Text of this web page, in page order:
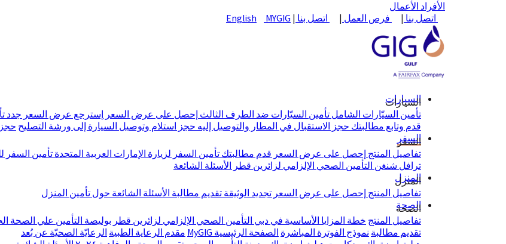
الأفراد الأعمال
اتصل بنا | فرص العمل | اتصل بنا |
English MYGIG
السيارات
السيارات
تأمين السيّارات الشامل تأمين السيّارات ضد الطرف الثالث إحصل على عرض السعر إسترجع عرض السعر جدد
قدم وتابع مطالبتك حجز الاستقبال في المطار والتوصيل إليه حجز استلام وتوصيل السيارة إلى ورشة التصليح
السفر
السفر
تفاصيل المنتج إحصل على عرض السعر قدم مطالبتك تأمين السفر لزيارة الإمارات العربية المتحدة تأمين السفر
ترافل شنغن التأمين الصحي الإلزامي لزائرين قطر الأسئلة الشائعة
المنزل
المنزل
تفاصيل المنتج إحصل على عرض السعر تجديد الوثيقة تقديم مطالبة الأسئلة الشائعة حول تأمين المنزل
الصحة
الصحة
تفاصيل المنتج خطة المزايا الأساسية في دبي التأمين الصحي الإلزامي لزائرين قطر بوليصة التأمين علي الصحة
تقديم مطالبة نموذج الفوترة المباشرة الصفحة الرئيسية MyGIG مقدم الرعاية الطبية الرعايّة الصحيّة عن بُعد